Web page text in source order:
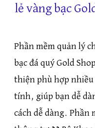
lẻ vàng bạc
Phần mềm quản lý
bạc đá quý Gold
thiện phù hợp
tính, giúp bạn dễ
cách dễ dàng. Phần